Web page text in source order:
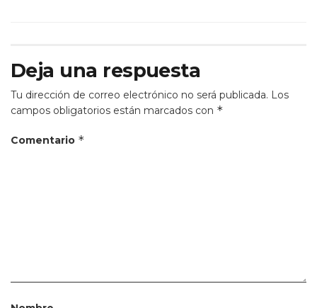
Deja una respuesta
Tu dirección de correo electrónico no será publicada. Los
campos obligatorios están marcados con *
Comentario *